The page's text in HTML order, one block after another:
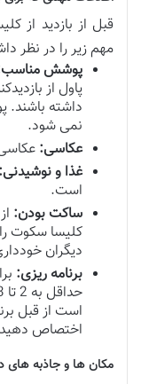
قبل از بازدید از
مهم زیر را در نظر
پوشش
پاول از
داشته باشند.
نمی شود.
عکاسی:
غذا و نوشیدنی:
است.
ساکت بودن:
کلیسا سکوت
دیگران
برنامه ریزی:
است از قبل
اختصاص
مکان ها و جاذبه های